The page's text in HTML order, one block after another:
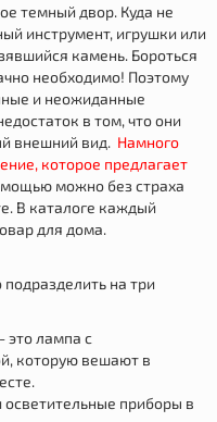
темный двор. Куда не
инструмент, игрушки или
камень. Бороться
необходимо! Поэтому
и неожиданные
в том, что они
внешний вид. Намного
которое предлагает
можно без страха
В каталоге каждый
для дома.
на три
это лампа с
которую вешают в
осветительные приборы в